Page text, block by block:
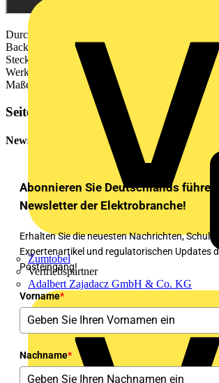
Zumtobel
Vertriebspartner
Adalbert Zajadacz GmbH & Co. KG
Durch einfaches Verschieben der Hülse (auch
Backenfutter des Akkuschraubers möglich) als
Steckschlüsseladapter sowie Bithalter
Werkzeugaufnahme je 1/4“ Außensechskant
Maße L x B x T: 70 x 13 x 13 mm
Seitenleiste
Newsletter
Abonnieren Sie Deutschlands
Newsletter der Elektrobranche!
Erhalten Sie die neuesten Nachrichten,
Expertenartikel und regulatorischen Updates
Posteingang!
Vorname*
Nachname*